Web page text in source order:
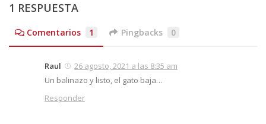
1 RESPUESTA
Comentarios 1 Pingbacks 0
Raul
26 agosto, 2021 a las 8:35 am
Un balinazo y listo, el gato baja…
Responder